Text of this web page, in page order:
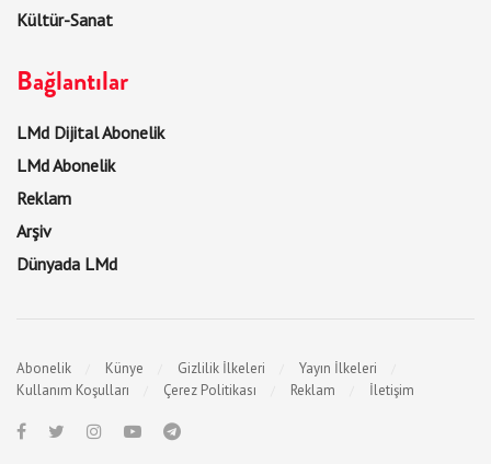
Kültür-Sanat
Bağlantılar
LMd Dijital Abonelik
LMd Abonelik
Reklam
Arşiv
Dünyada LMd
Abonelik Künye Gizlilik İlkeleri
Yayın İlkeleri
Kullanım Koşulları
Çerez Politikası Reklam İletişim